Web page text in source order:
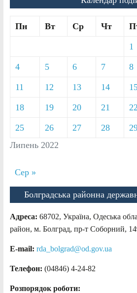
Липень 2022
Пн Вт Ср Чт
1
4 5 6 7 8
11 12 13 14
18 19 20 21 22
25 26 27 28
Сер »
Болградська районна
Адреса: 68702, Україна, Одеська
район, м. Болград, пр-т Соборний,
E-mail: rda_bolgrad@od.gov.ua
Телефон: (04846) 4-24-82
Розпорядок роботи: